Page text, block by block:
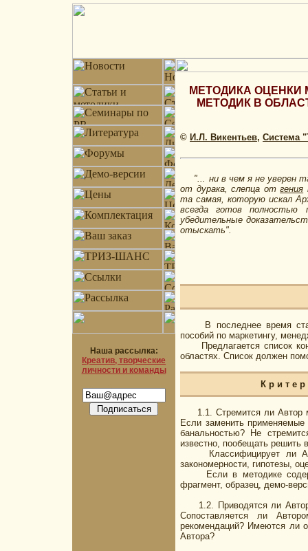
Наша рассылка:
Креатив, творческие
личности и команды
МЕТОДИКА
МЕТОДИК В
© И.Л. Викентьев, Система
"... ни в чем я не уверен
от дурака, слепца отгения
та самая, которую искал
всегда готов полностью
убедительные
отыскать".
В последнее время
пособий по маркетингу,
Предлагается список
областях. Список должен
К р и т е
1.1. Стремится ли Автор
Если заменить
банальностью? Не
известно, пообещать решить
Классифицирует ли
закономерности, гипотезы,
Если в методике
фрагмент, образец, демо-
1.2. Приводятся ли
Сопоставляется ли
рекомендаций? Имеются ли
Автора?